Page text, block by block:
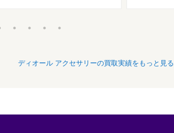
ディオール アクセサリーの買取実績をもっと見る